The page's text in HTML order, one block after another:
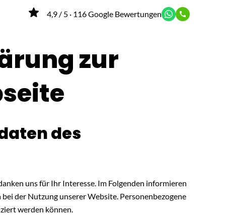
4,9 / 5 · 116 Google Bewertungen
zur
des
uns für Ihr Interesse. Im Folgenden informieren
der Nutzung unserer Website. Personenbezogene
werden können.